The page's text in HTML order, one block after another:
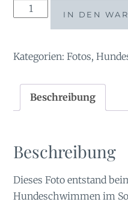
Tauchsucht2023-
IN DEN
Kategorien:Fotos,
Beschreibung
Beschreibung
Dieses Foto entstand
Hundeschwimmen im